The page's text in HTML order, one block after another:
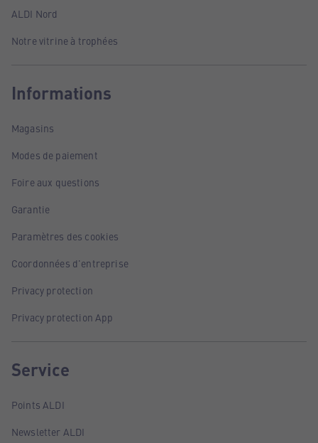
ALDI Nord
Notre vitrine à trophées
Informations
Magasins
Modes de paiement
Foire aux questions
Garantie
Paramètres des cookies
Coordonnées d'entreprise
Privacy protection
Privacy protection App
Service
Points ALDI
Newsletter ALDI